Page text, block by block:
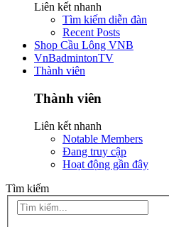
Liên kết nhanh
Tìm kiếm diễn đàn
Recent Posts
Shop Cầu Lông VNB
VnBadmintonTV
Thành viên
Thành viên
Liên kết nhanh
Notable Members
Đang truy cập
Hoạt động gần đây
Tìm kiếm